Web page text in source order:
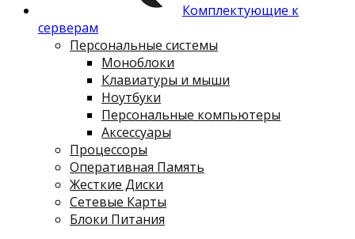
Комплектующие к
серверам
Персональные системы
Моноблоки
Клавиатуры и мыши
Ноутбуки
Персональные компьютеры
Аксессуары
Процессоры
Оперативная Память
Жесткие Диски
Сетевые Карты
Блоки Питания